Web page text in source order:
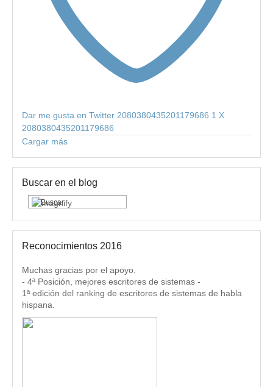
Dar me gusta en Twitter 2080380435201179686 1 X
2080380435201179686
Cargar más
Buscar en el blog
Reconocimientos 2016
Muchas gracias por el apoyo.
- 4ª Posición, mejores escritores de sistemas -
1ª edición del ranking de escritores de sistemas de habla
hispana.